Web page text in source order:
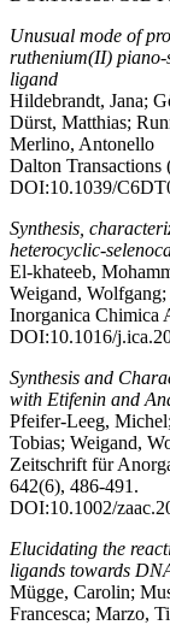
Unusual mode of
ruthenium(II) piano-
ligand
Hildebrandt, Jana;
Dürst, Matthias;
Merlino, Antonello
Dalton Transactions
DOI:10.1039/
Synthesis,
heterocyclic-
El-khateeb,
Weigand,
Inorganica Chimica
DOI:10.1016/
Synthesis and
with Etifenin and
Pfeifer-Leeg,
Tobias; Weigand,
Zeitschrift für
642(6), 486-491.
DOI:10.1002/
Elucidating the
ligands towards
Mügge, Carolin;
Francesca; Marzo,